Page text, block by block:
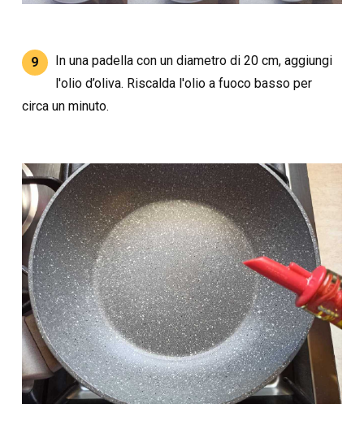
9
In una padella con un diametro di 20 cm, aggiungi
l'olio d’oliva. Riscalda l'olio a fuoco basso per
circa un minuto.